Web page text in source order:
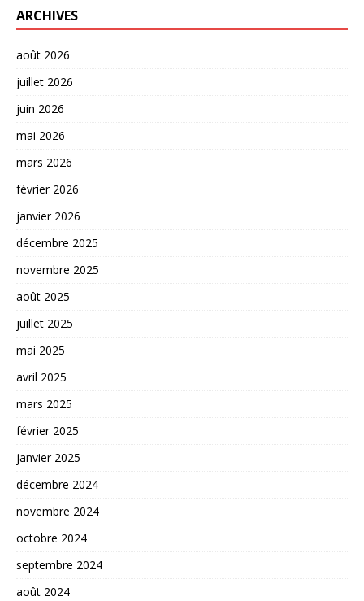
ARCHIVES
août 2026
juillet 2026
juin 2026
mai 2026
mars 2026
février 2026
janvier 2026
décembre 2025
novembre 2025
août 2025
juillet 2025
mai 2025
avril 2025
mars 2025
février 2025
janvier 2025
décembre 2024
novembre 2024
octobre 2024
septembre 2024
août 2024